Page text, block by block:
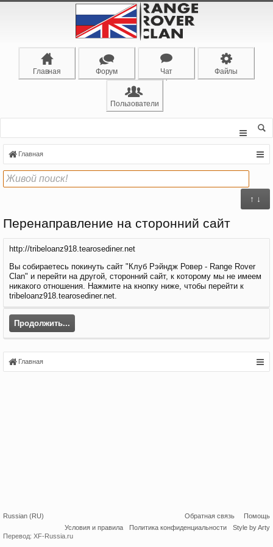
Главная Форум Чат Файлы
Пользователи
Главная
↑ ↓
Перенаправление на сторонний сайт
http://tribeloanz918.tearosediner.net
Вы собираетесь покинуть сайт "Клуб Рэйндж Ровер - Range Rover
Clan" и перейти на другой, сторонний сайт, к которому мы не имеем
никакого отношения. Нажмите на кнопку ниже, чтобы перейти к
tribeloanz918.tearosediner.net.
Продолжить...
Главная
Russian (RU) Обратная связь
Помощь
Условия и правила
Политика конфиденциальности
Style by Arty
Перевод: XF-Russia.ru